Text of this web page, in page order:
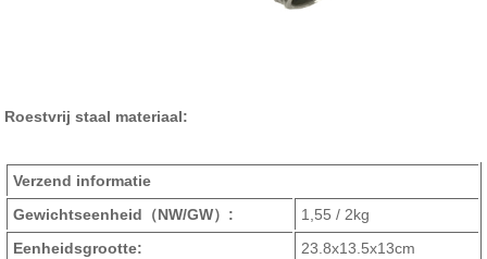
Roestvrij staal materiaal:
Verzend informatie
Gewichtseenheid （NW/GW） :
1,55 / 2kg
Eenheidsgrootte:
23.8x13.5x13cm